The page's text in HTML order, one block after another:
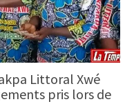
Littoral Xwé
pris lors de